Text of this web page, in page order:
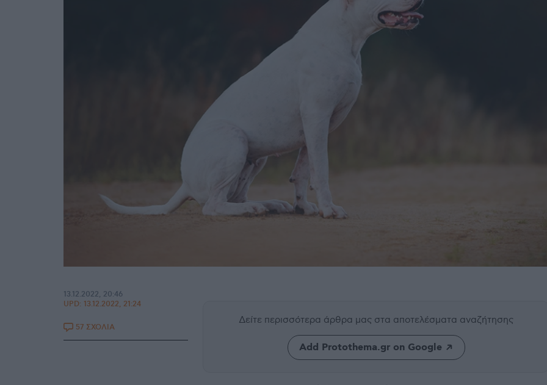
Δείτε περισσότερα άρθρα μας στα αποτελέσματα αναζήτησης
Add Protothema.gr on Google
13.12.2022, 20:46
UPD: 13.12.2022, 21:24
57 ΣΧΟΛΙΑ